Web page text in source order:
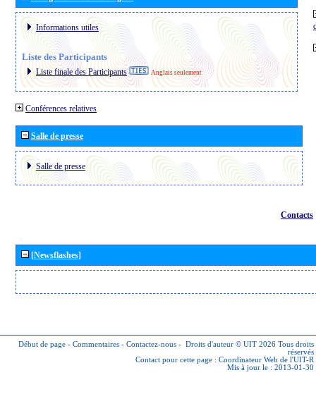
Informations utiles
Liste des Participants
Liste finale des Participants Anglais seulement
Conférences relatives
Salle de presse
Salle de presse
Contacts
[Newsflashes]
Début de page - Commentaires - Contactez-nous - Droits d'auteur © UIT 2026 Tous droits
réservés
Contact pour cette page : Coordinateur Web de l'UIT-R
Mis à jour le : 2013-01-30